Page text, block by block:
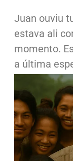
Juan ouviu
estava ali
momento.
a última